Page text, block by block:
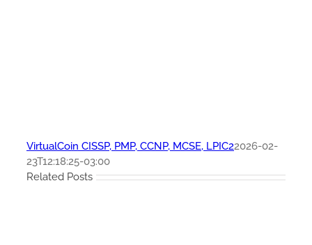
VirtualCoin CISSP, PMP, CCNP, MCSE, LPIC22026-02-
23T12:18:25-03:00
Related Posts